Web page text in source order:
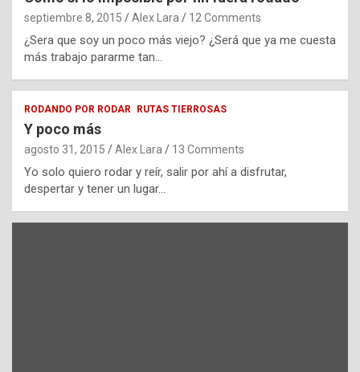
septiembre 8, 2015 Alex Lara 12 Comments
¿Sera que soy un poco más viejo? ¿Será que ya me cuesta
más trabajo pararme tan…
RODANDO POR RODAR RUTAS TIERROSAS
Y poco más
agosto 31, 2015 Alex Lara 13 Comments
Yo solo quiero rodar y reír, salir por ahí a disfrutar,
despertar y tener un lugar…